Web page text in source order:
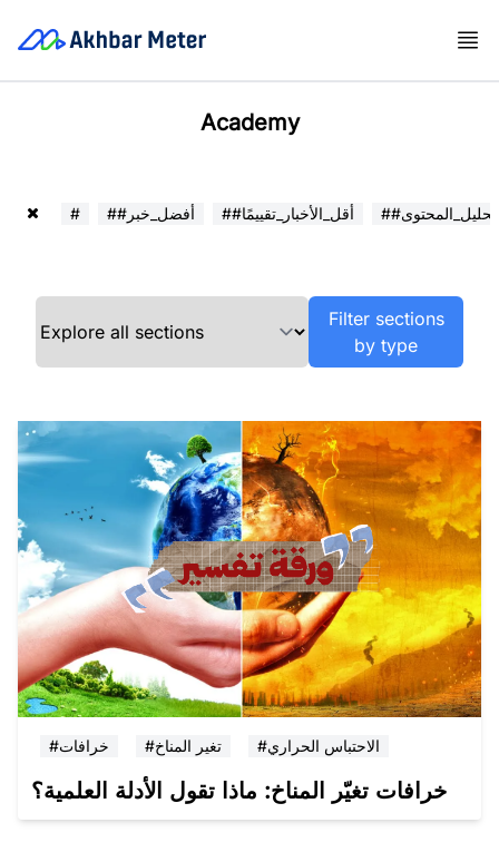
Academy
# ##أفضل_خبر ##أقل_الأخبار_تقييمًا ##تحليل_المحتوى
Filter sections
by type
#خرافات #تغير المناخ #الاحتباس الحراري
خرافات تغيّر المناخ: ماذا تقول الأدلة العلمية؟